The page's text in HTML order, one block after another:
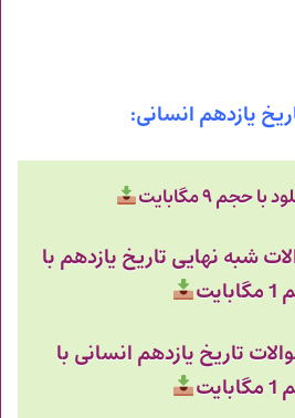
یازدهم انسانی:
با حجم ۹ مگابایت
شبه نهایی تاریخ یازدهم با
تاریخ یازدهم انسانی با